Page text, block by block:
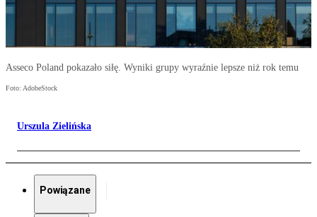
Asseco Poland pokazało siłę. Wyniki grupy wyraźnie lepsze niż rok temu
Foto: AdobeStock
Urszula Zielińska
Powiązane